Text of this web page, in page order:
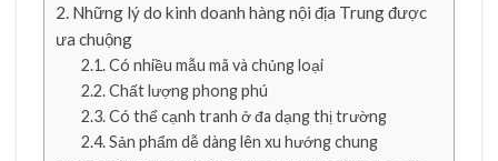
Những lý do kinh doanh hàng nội địa Trung được
ưa chuộng
Có nhiều mẫu mã và chủng loại
Chất lượng phong phú
Có thể cạnh tranh ở đa dạng thị trường
Sản phẩm dễ dàng lên xu hướng chung